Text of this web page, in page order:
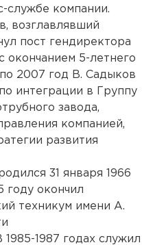
службе компании.
возглавлявший
пост гендиректора
окончанием 5-летнего
2007 год В. Садыков
интеграции в Группу
завода,
компанией,
развития
31 января 1966
году окончил
техникум имени А.
1987 годах служил